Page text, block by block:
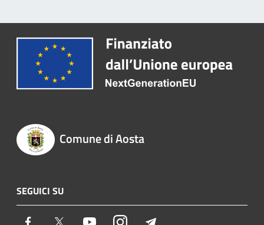
Comune di Aosta
SEGUICI SU
Facebook Twitter YoutubeInstagram